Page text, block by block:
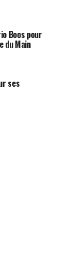
Boos pour
du Main
ses